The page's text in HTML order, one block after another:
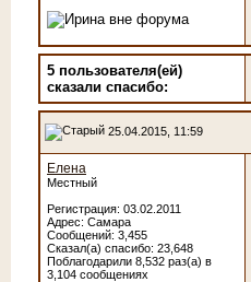
5 пользователя(ей)
сказали cпасибо:
25.04.2015, 11:59
Елена
Местный
Регистрация: 03.02.2011
Адрес: Самара
Сообщений: 3,455
Сказал(а) спасибо: 23,648
Поблагодарили 8,532 раз(а) в
3,104 сообщениях